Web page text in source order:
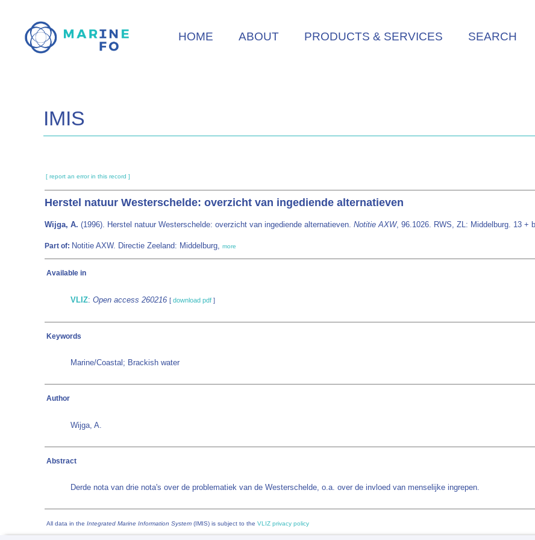
main
HOME ABOUT PRODUCTS & SERVICES SEARCH
IMIS
[ report an error in this record ]
Herstel natuur Westerschelde: overzicht van ingediende alternatieven
Wijga, A. (1996). Herstel natuur Westerschelde: overzicht van ingediende alternatieven. Notitie AXW, 96.1026. RWS, ZL: Middelburg. 13 +
Part of: Notitie AXW. Directie Zeeland: Middelburg, more
Available in
VLIZ: Open access 260216 [ download pdf ]
Keywords
Marine/Coastal; Brackish water
Author
Wijga, A.
Abstract
Derde nota van drie nota's over de problematiek van de Westerschelde, o.a. over de invloed van menselijke ingrepen.
All data in the Integrated Marine Information System (IMIS) is subject to the VLIZ privacy policy